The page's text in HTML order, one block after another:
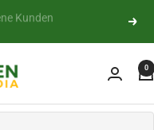
Next
Experte für Schädlinge und 0